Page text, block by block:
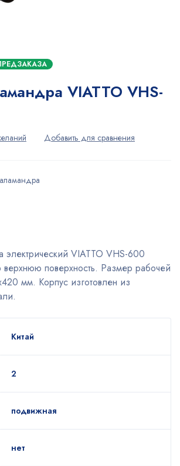
VIATTO VHS-
электрический VIATTO VHS-600
поверхность. Размер рабочей
мм. Корпус изготовлен из
Китай
2
подвижная
нет